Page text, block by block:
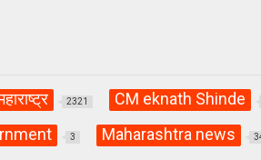
2321 CM eknath Shinde
3 Maharashtra news